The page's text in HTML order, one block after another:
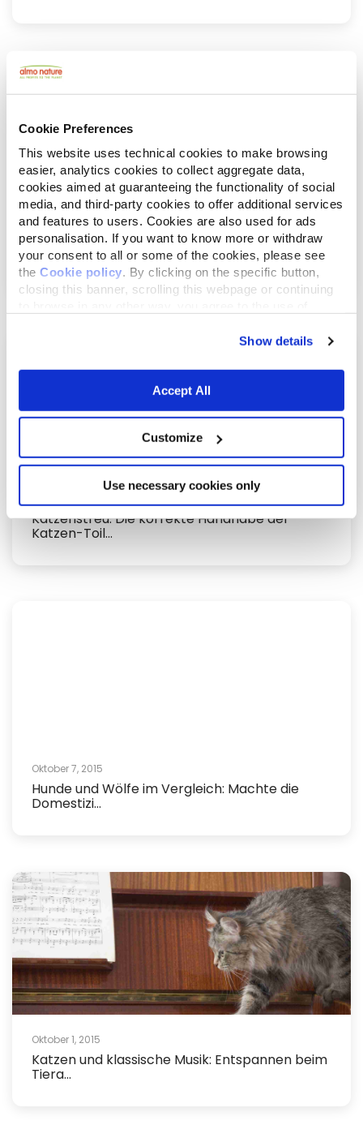
Cookie Preferences
This website uses technical cookies to make browsing
easier, analytics cookies to collect aggregate data,
cookies aimed at guaranteeing the functionality of social
media, and third-party cookies to offer additional services
and features to users. Cookies are also used for ads
personalisation. If you want to know more or withdraw
your consent to all or some of the cookies, please see
the Cookie policy. By clicking on the specific button,
closing this banner, scrolling this webpage or continuing
Show details
Accept All
Customize
Use necessary cookies only
Oktober 13, 2015
Der einem Obdachlosen in Frankreich
entrissene Hun...
Katzenstreu: Die korrekte Handhabe der
Katzen-Toil...
Oktober 7, 2015
Hunde und Wölfe im Vergleich: Machte die
Domestizi...
Oktober 1, 2015
Katzen und klassische Musik: Entspannen beim
Tiera...